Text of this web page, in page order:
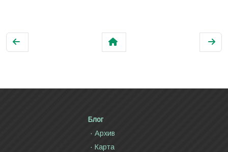
Блог
Архив
Карта